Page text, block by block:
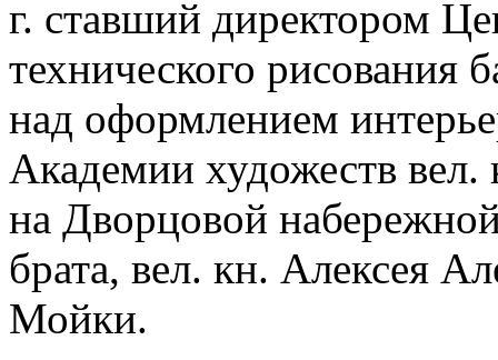
г. ставший директором
технического рисования
над оформлением
Академии художеств
на Дворцовой
брата, вел. кн. Алексея
Мойки.